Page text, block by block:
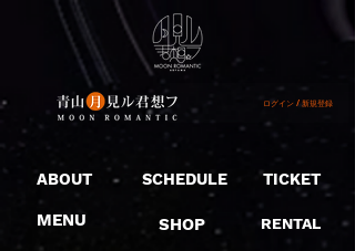
ログイン / 新規登録
ABOUT
MENU
SCHEDULE
SHOP
TICKET
RENTAL